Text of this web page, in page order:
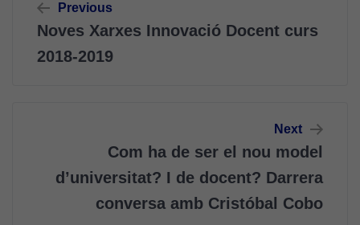
d'entrades
Previous
Noves Xarxes Innovació Docent curs
2018-2019
Next
Com ha de ser el nou model
d’universitat? I de docent? Darrera
conversa amb Cristóbal Cobo